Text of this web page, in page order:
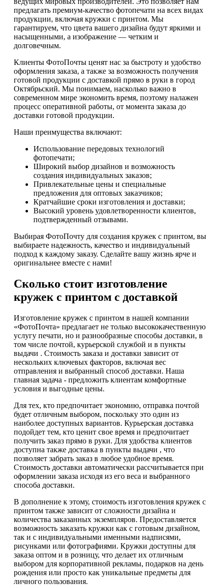
предлагать премиум-качество фотопечати на всех видах
продукции, включая кружки с принтом. Мы
гарантируем, что цвета вашего дизайна будут яркими и
насыщенными, а изображение — четким и
долговечным.
Клиенты ФотоПочты ценят нас за быстроту и удобство
оформления заказа, а также за возможность получения
готовой продукции с доставкой прямо в руки в город
Октябрьский. Мы понимаем, насколько важно в
современном мире экономить время, поэтому налажен
процесс оперативной работы, от момента заказа до
доставки готовой продукции.
Наши преимущества включают:
Использование передовых технологий
фотопечати;
Широкий выбор дизайнов и возможность
создания индивидуальных заказов;
Привлекательные цены и специальные
предложения для оптовых заказчиков;
Кратчайшие сроки изготовления и доставки;
Высокий уровень удовлетворенности клиентов,
подтвержденный отзывами.
Выбирая ФотоПочту для создания кружек с принтом, вы
выбираете надежность, качество и индивидуальный
подход к каждому заказу. Сделайте вашу жизнь ярче и
оригинальнее вместе с нами!
Сколько стоит изготовление
кружек с принтом с доставкой
Изготовление кружек с принтом в нашей компании
«ФотоПочта» предлагает не только высококачественную
услугу печати, но и разнообразные способы доставки, в
том числе почтой, курьерской службой и в пункты
выдачи . Стоимость заказа и доставки зависит от
нескольких ключевых факторов, включая вес
отправления и выбранный способ доставки. Наша
главная задача - предложить клиентам комфортные
условия и выгодные цены.
Для тех, кто предпочитает экономию, отправка почтой
будет отличным выбором, поскольку это один из
наиболее доступных вариантов. Курьерская доставка
подойдет тем, кто ценит свое время и предпочитает
получить заказ прямо в руки. Для удобства клиентов
доступна также доставка в пункты выдачи , что
позволяет забрать заказ в любое удобное время.
Стоимость доставки автоматически рассчитывается при
оформлении заказа исходя из его веса и выбранного
способа доставки.
В дополнение к этому, стоимость изготовления кружек с
принтом также зависит от сложности дизайна и
количества заказанных экземпляров. Предоставляется
возможность заказать кружки как с готовым дизайном,
так и с индивидуальными именными надписями,
рисунками или фотографиями. Кружки доступны для
заказа оптом и в розницу, что делает их отличным
выбором для корпоративной рекламы, подарков на день
рождения или просто как уникальные предметы для
личного пользования.